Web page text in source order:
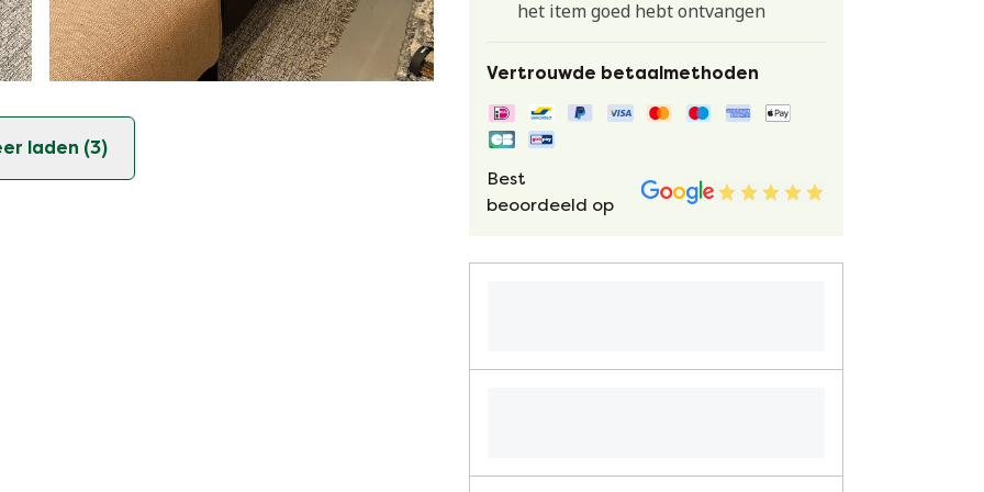
laden (3)
het item goed hebt ontvangen
Vertrouwde betaalmethoden
Best
beoordeeld op